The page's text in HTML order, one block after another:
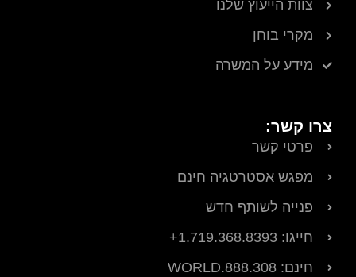
צוות הייעוץ שלנו
מקרי בוחן
מידע על המשרה
צרו קשר:
פרטי קשר
מפגש אסטרטגיה חינם
פנייה לשותף חדש
חייגו: 1.719.368.8393+
חינם: 888.308.WORLD